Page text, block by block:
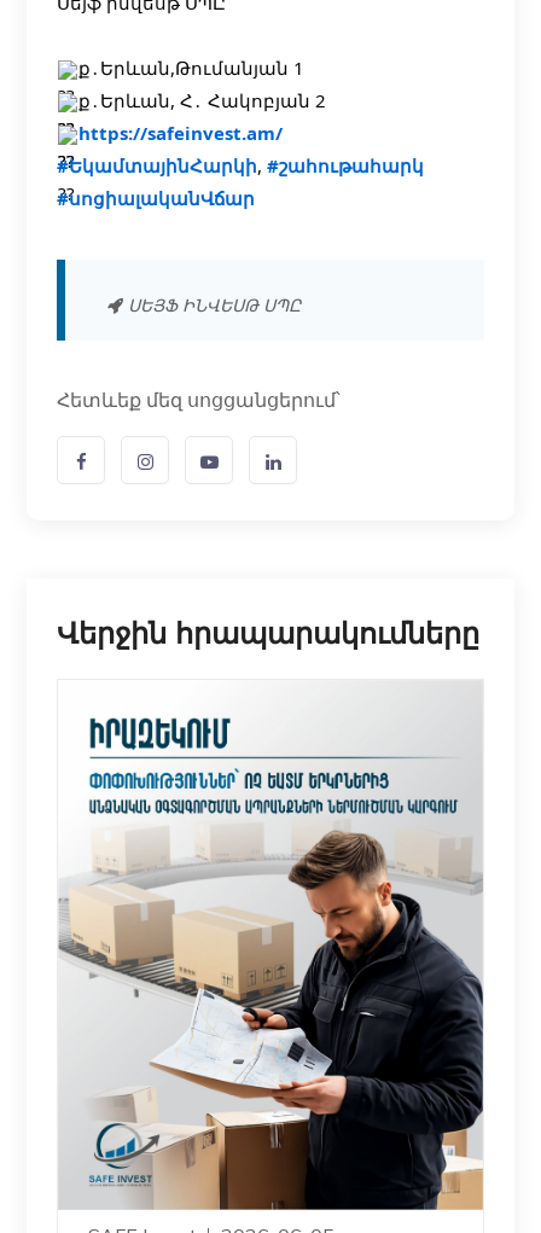
ք․Երևան,Թումանյան 1
ք․Երևան, Հ․ Հակոբյան 2
https://safeinvest.am/
#ԵկամտայինՀարկի,#շահութահարկ
#սոցիալականՎճար
ՍԵՅՖ ԻՆՎԵՍԹ ՍՊԸ
Հետևեք մեզ սոցցանցերում՝
Վերջին հրապարակումները